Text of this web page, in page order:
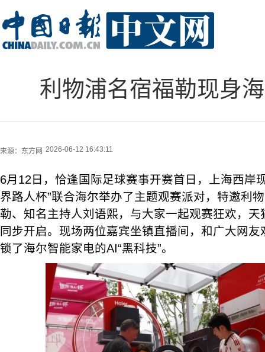
利物浦名宿福勒现身
来源： 东方网 2026-06-12 16:43:11
6月12日，恰逢国际足球赛事开赛首日，上海西岸
界路人杯”联合海尔举办了主题观赛派对，特邀利
勒、知名主持人刘语熙，与大家一起观赛狂欢，
同步开启。现场两位嘉宾坐镇直播间，和广大网
锁了海尔智能家电的AI“黑科技”。